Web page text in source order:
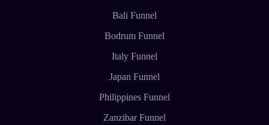
Bali Funnel
Bodrum Funnel
Italy Funnel
Japan Funnel
Philippines Funnel
Zanzibar Funnel